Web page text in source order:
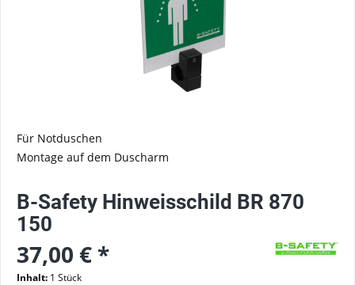
Für Notduschen
Montage auf dem Duscharm
B-Safety Hinweisschild BR 870
150
37,00 € *
Inhalt: 1 Stück